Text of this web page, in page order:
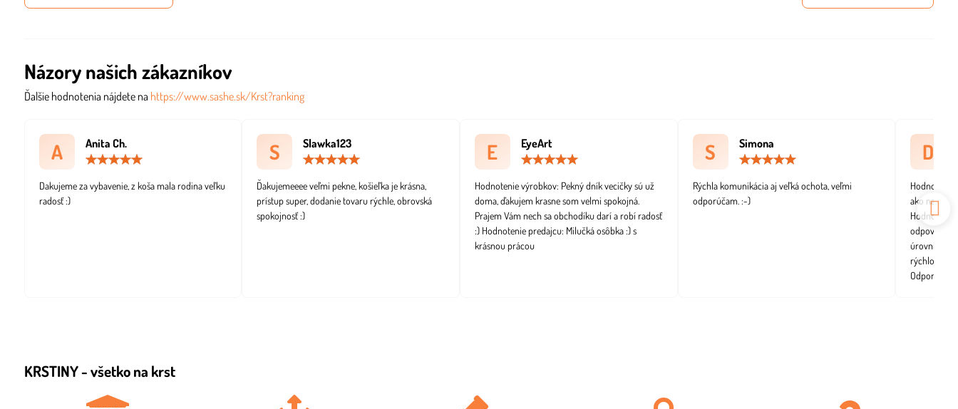
Názory našich zákazníkov
Ďalšie hodnotenia nájdete na https://www.sashe.sk/Krst?ranking
A
Anita Ch.
/
5
Dakujeme za vybavenie, z koša mala rodina veľku
radosť :)
S
Slawka123
/
5
Ďakujemeeee veľmi pekne, košieľka je krásna,
prístup super, dodanie tovaru rýchle, obrovská
spokojnosť :)
E
EyeArt
/
5
Hodnotenie výrobkov: Pekný dník vecičky sú už
doma, ďakujem krasne som velmi spokojná.
Prajem Vám nech sa obchodíku darí a robí radosť
:) Hodnotenie predajcu: Milučká osôbka :) s
krásnou prácou
S
Simona
/
5
Rýchla komunikácia aj veľká ochota, veľmi
odporúčam. :-)
D
Hodnotenie
ako na
Hodnotenie
odpovedá
úrovni.
rýchlo a
Odporúčam!
KRSTINY - všetko na krst